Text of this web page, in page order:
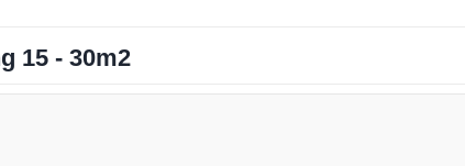
15 - 30m2